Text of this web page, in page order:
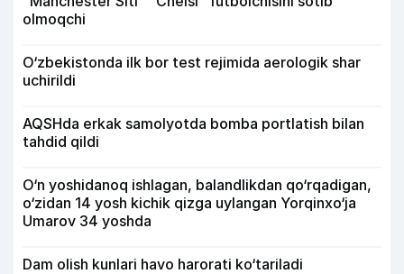
olmoqchi
O‘zbekistonda ilk bor test rejimida aerologik shar
uchirildi
AQSHda erkak samolyotda bomba portlatish bilan
tahdid qildi
O‘n yoshidanoq ishlagan, balandlikdan qo‘rqadigan,
o‘zidan 14 yosh kichik qizga uylangan Yorqinxo‘ja
Umarov 34 yoshda
Dam olish kunlari havo harorati ko‘tariladi